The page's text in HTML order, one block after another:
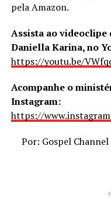
pela Amazon.
Assista ao videoclipe
Daniella Karina, no
https://youtu.be/
Acompanhe o
Instagram:
https://
Por: Gospel